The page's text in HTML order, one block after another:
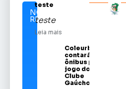
NOTÍCIAS
RELACIONADAS
teste
teste
Leia mais
Coleurb
contará com
ônibus para
jogo do Sport
Clube
Gaúcho